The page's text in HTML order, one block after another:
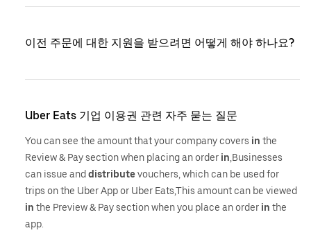
이전 주문에 대한 지원을 받으려면 어떻게 해야 하나요?
Uber Eats 기업 이용권 관련 자주 묻는 질문
You can see the amount that your company covers in the
Review & Pay section when placing an order in ,Businesses
can issue and distributevouchers, which can be used for
trips on the Uber App or Uber Eats,This amount can be viewed
in the Preview & Pay section when you place an order in the
app.